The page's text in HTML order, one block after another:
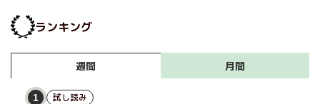
ランキング
週間 月間
1 試し読み